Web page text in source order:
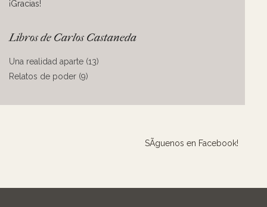
¡Gracias!
Libros de Carlos Castaneda
Una realidad aparte (13)
Relatos de poder (9)
SÃ­guenos en Facebook!